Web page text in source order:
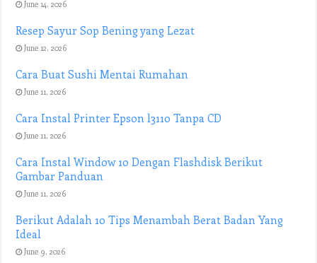
June 14, 2026
Resep Sayur Sop Bening yang Lezat
June 12, 2026
Cara Buat Sushi Mentai Rumahan
June 11, 2026
Cara Instal Printer Epson l3110 Tanpa CD
June 11, 2026
Cara Instal Window 10 Dengan Flashdisk Berikut
Gambar Panduan
June 11, 2026
Berikut Adalah 10 Tips Menambah Berat Badan Yang
Ideal
June 9, 2026